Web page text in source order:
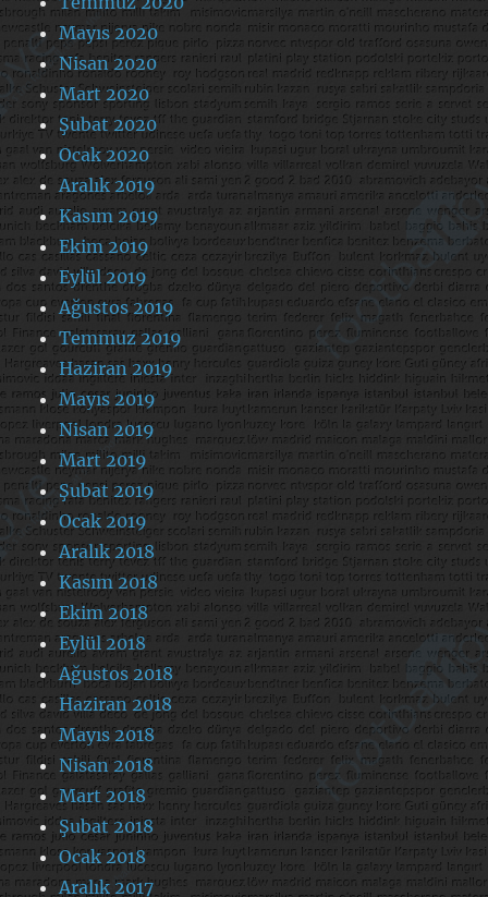
Mayıs 2020
Nisan 2020
Mart 2020
Şubat 2020
Ocak 2020
Aralık 2019
Kasım 2019
Ekim 2019
Eylül 2019
Ağustos 2019
Temmuz 2019
Haziran 2019
Mayıs 2019
Nisan 2019
Mart 2019
Şubat 2019
Ocak 2019
Aralık 2018
Kasım 2018
Ekim 2018
Eylül 2018
Ağustos 2018
Haziran 2018
Mayıs 2018
Nisan 2018
Mart 2018
Şubat 2018
Ocak 2018
Aralık 2017